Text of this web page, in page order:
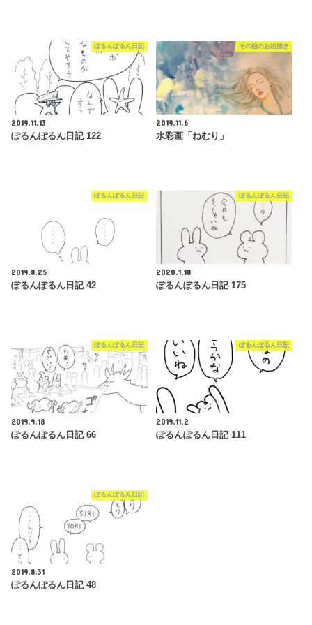
ぽるんぽるん日記
2019.11.13
ぽるんぽるん日記 122
その他のお絵描き
2019.11.6
水彩画「ねむり」
ぽるんぽるん日記
2019.8.25
ぽるんぽるん日記 42
ぽるんぽるん日記
2020.1.18
ぽるんぽるん日記 175
ぽるんぽるん日記
2019.9.18
ぽるんぽるん日記 66
ぽるんぽるん日記
2019.11.2
ぽるんぽるん日記 111
ぽるんぽるん日記
2019.8.31
ぽるんぽるん日記 48